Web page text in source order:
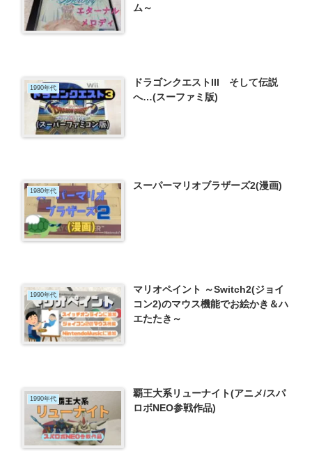
ム～
1990年代
ドラゴンクエストIII そして伝説
へ…(スーファミ版)
1980年代 スーパーマリオブラザーズ2(漫画)
1990年代
マリオペイント ～Switch2(ジョイ
コン2)のマウス機能でお絵かき＆ハ
エたたき～
1990年代
覇王大系リューナイト(アニメ/スパ
ロボNEO参戦作品)